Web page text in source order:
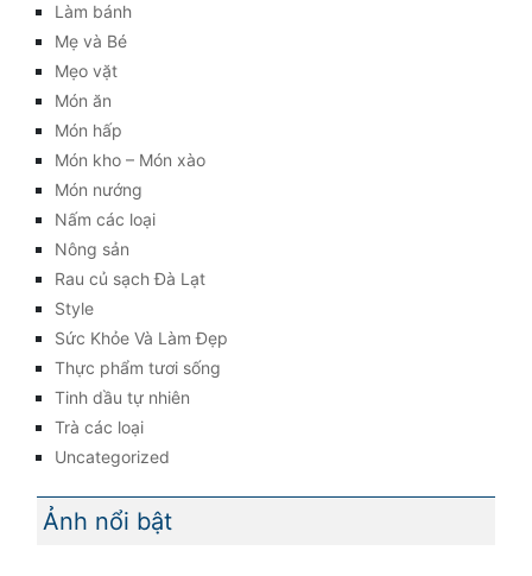
Làm bánh
Mẹ và Bé
Mẹo vặt
Món ăn
Món hấp
Món kho – Món xào
Món nướng
Nấm các loại
Nông sản
Rau củ sạch Đà Lạt
Style
Sức Khỏe Và Làm Đẹp
Thực phẩm tươi sống
Tinh dầu tự nhiên
Trà các loại
Uncategorized
Ảnh nổi bật